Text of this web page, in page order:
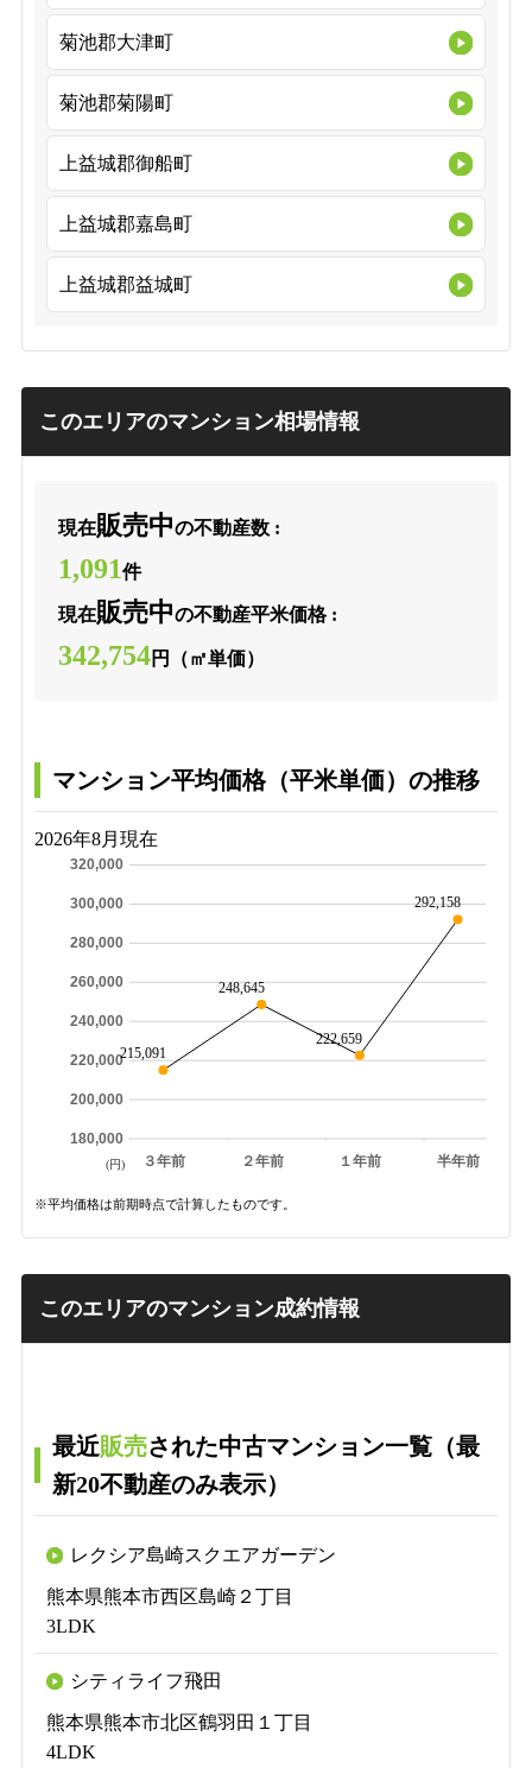
菊池郡大津町
菊池郡菊陽町
上益城郡御船町
上益城郡嘉島町
上益城郡益城町
このエリアのマンション相場情報
現在販売中の不動産数 :
1,091件
現在販売中の不動産平米価格 :
342,754円（㎡単価）
マンション平均価格（平米単価）の推移
2026年8月現在
３年前 ２年前 １年前 半年前
180,000
200,000
220,000
240,000
260,000
280,000
300,000
320,000
215,091
248,645
222,659
292,158
(円)
※平均価格は前期時点で計算したものです。
このエリアのマンション成約情報
最近販売された中古マンション一覧（最
新20不動産のみ表示）
レクシア島崎スクエアガーデン
熊本県熊本市西区島崎２丁目
3LDK
シティライフ飛田
熊本県熊本市北区鶴羽田１丁目
4LDK